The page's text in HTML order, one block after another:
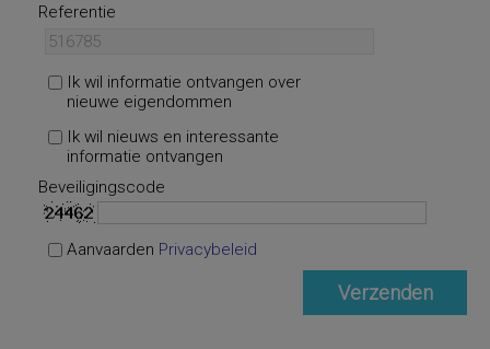
Referentie
Ik wil informatie ontvangen over
nieuwe eigendommen
Ik wil nieuws en interessante
informatie ontvangen
Beveiligingscode
Aanvaarden Privacybeleid